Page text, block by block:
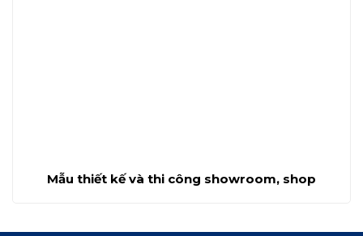
Mẫu thiết kế và thi công showroom, shop